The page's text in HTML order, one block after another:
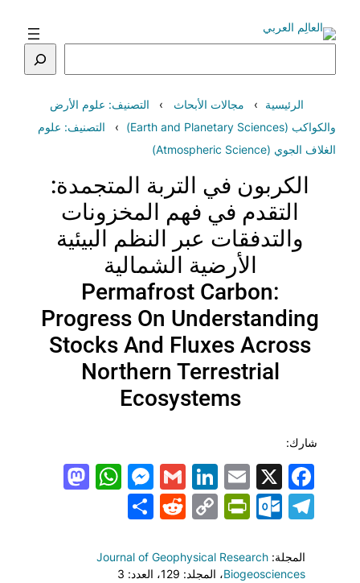
المحتوى
الرئيسية مجالات الأبحاث
التصنيف: علوم الأرض
والكواكب (Earth and Planetary Sciences)
التصنيف: علوم
الغلاف الجوي (Atmospheric Science)
الكربون في التربة المتجمدة:
التقدم في فهم المخزونات
والتدفقات عبر النظم البيئية
الأرضية الشمالية
Permafrost Carbon:
Progress On Understanding
Stocks And Fluxes Across
Northern Terrestrial
Ecosystems
شارك:
Facebook
X
Email
LinkedIn
Gmail
Telegram
Outlook.com
PrintFriendly
Copy
Reddit
Share
المجلة: Journal of Geophysical Research
Biogeosciences، المجلد: 129
، العدد: 3